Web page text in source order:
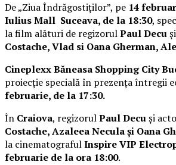
De „Ziua Îndrăgostiților”, pe 14
Iulius Mall Suceava, de la 18:30,
la film alături de regizorulPaul Decu
Costache, Vlad si Oana Gherman,
Cineplexx Băneasa Shopping City
proiecție specială în prezența întregii
februarie, de la 17:30.
În Craiova, regizorulPaul Decuși
Costache, Azaleea Necula și Oana
la cinematografulInspire VIP
februarie de la ora 18:00.